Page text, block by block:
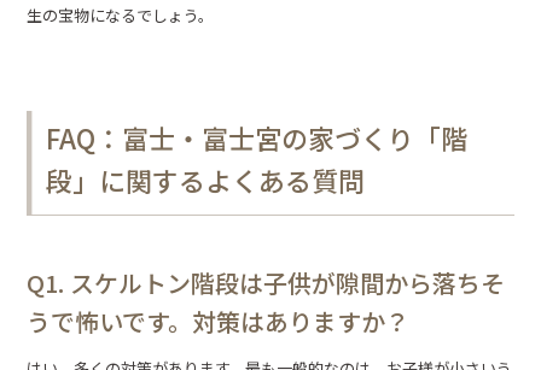
生の宝物になるでしょう。
FAQ：富士・富士宮の家づくり「階
段」に関するよくある質問
Q1. スケルトン階段は子供が隙間から落ちそ
うで怖いです。対策はありますか？